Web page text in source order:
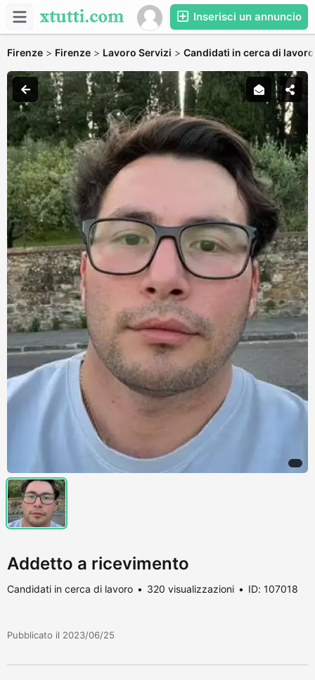
Inserisci un annuncio
Firenze > Firenze > Lavoro Servizi > Candidati in cerca di lavoro
Addetto a ricevimento
Candidati in cerca di lavoro 320 visualizzazioni ID: 107018
Pubblicato il 2023/06/25